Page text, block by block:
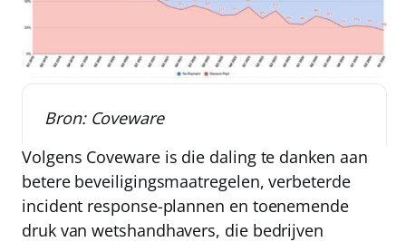
Bron: Coveware
Volgens Coveware is die daling te danken aan
betere beveiligingsmaatregelen, verbeterde
incident response-plannen en toenemende
druk van wetshandhavers, die bedrijven